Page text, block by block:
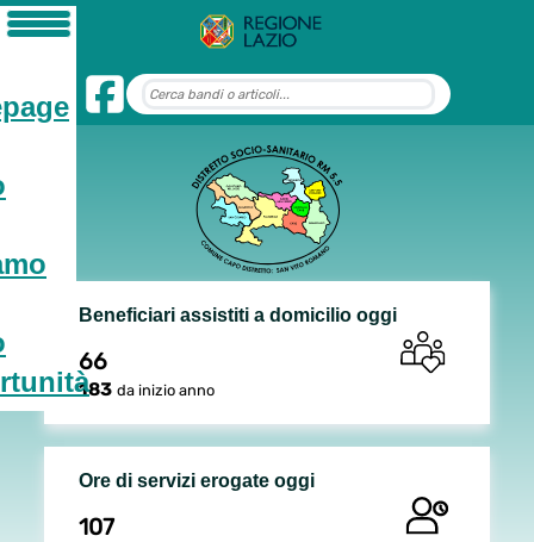
Beneficiari assistiti a domicilio oggi
66
183 da inizio anno
Ore di servizi erogate oggi
107